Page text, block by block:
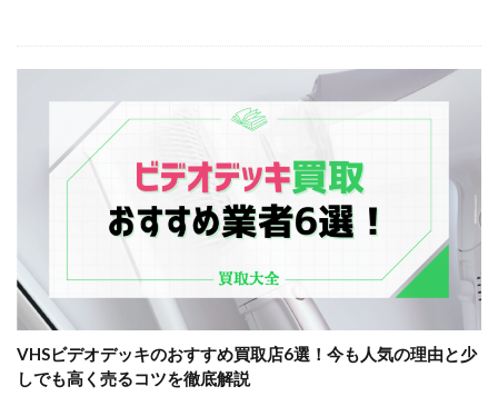
VHSビデオデッキのおすすめ買取店6選！今も人気の理由と少
しでも高く売るコツを徹底解説